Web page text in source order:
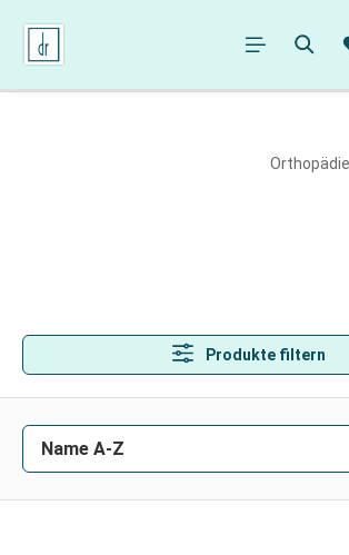
springen
Orthopädie
Produkte filtern